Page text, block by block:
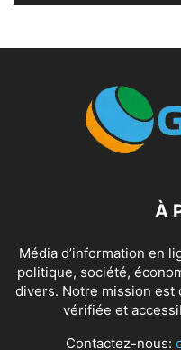
À
Média d’information en
politique, société,
divers. Notre mission
vérifiée et
Contactez-nous: